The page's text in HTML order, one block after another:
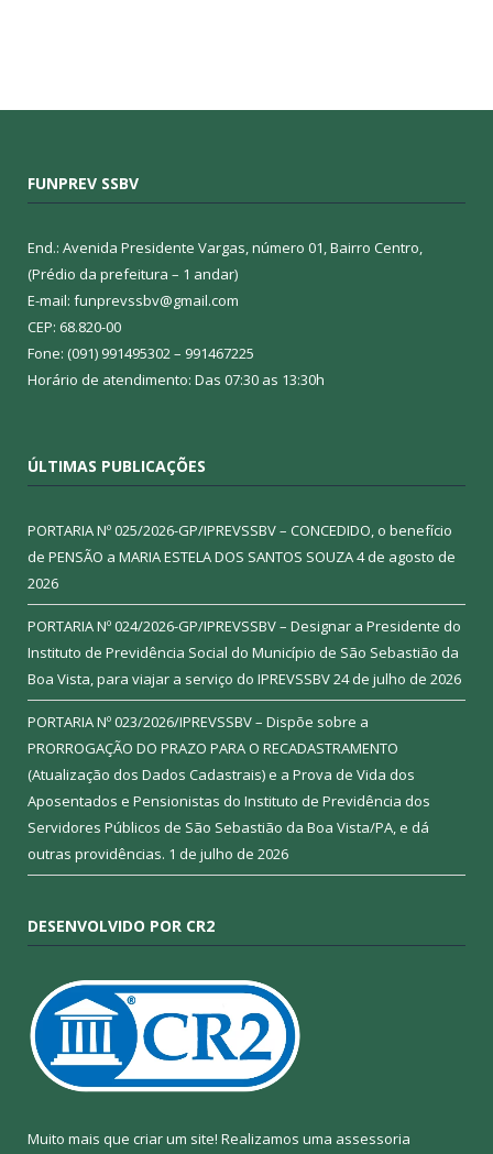
FUNPREV SSBV
End.: Avenida Presidente Vargas, número 01, Bairro Centro,
(Prédio da prefeitura – 1 andar)
E-mail: funprevssbv@gmail.com
CEP: 68.820-00
Fone: (091) 991495302 – 991467225
Horário de atendimento: Das 07:30 as 13:30h
ÚLTIMAS PUBLICAÇÕES
PORTARIA Nº 025/2026-GP/IPREVSSBV – CONCEDIDO, o benefício
de PENSÃO a MARIA ESTELA DOS SANTOS SOUZA4 de agosto de
2026
PORTARIA Nº 024/2026-GP/IPREVSSBV – Designar a Presidente do
Instituto de Previdência Social do Município de São Sebastião da
Boa Vista, para viajar a serviço do IPREVSSBV24 de julho de 2026
PORTARIA Nº 023/2026/IPREVSSBV – Dispõe sobre a
PRORROGAÇÃO DO PRAZO PARA O RECADASTRAMENTO
(Atualização dos Dados Cadastrais) e a Prova de Vida dos
Aposentados e Pensionistas do Instituto de Previdência dos
Servidores Públicos de São Sebastião da Boa Vista/PA, e dá
outras providências. 1 de julho de 2026
DESENVOLVIDO POR CR2
Muito mais que criar um site! Realizamos uma assessoria